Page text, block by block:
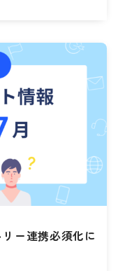
ー連携必須化に